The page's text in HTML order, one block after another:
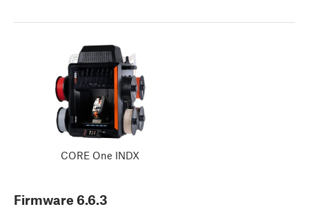
CORE One INDX
Firmware 6.6.3